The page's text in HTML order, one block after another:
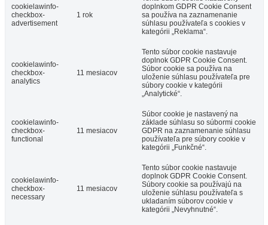
cookielawinfo-
checkbox-
advertisement
1 rok
doplnkom GDPR Cookie Consent
sa používa na zaznamenanie
súhlasu používateľa s cookies v
kategórii „Reklama“.
cookielawinfo-
checkbox-
analytics
11 mesiacov
Tento súbor cookie nastavuje
doplnok GDPR Cookie Consent.
Súbor cookie sa používa na
uloženie súhlasu používateľa pre
súbory cookie v kategórii
„Analytické“.
cookielawinfo-
checkbox-
functional
11 mesiacov
Súbor cookie je nastavený na
základe súhlasu so súbormi cookie
GDPR na zaznamenanie súhlasu
používateľa pre súbory cookie v
kategórii „Funkčné“.
cookielawinfo-
checkbox-
necessary
11 mesiacov
Tento súbor cookie nastavuje
doplnok GDPR Cookie Consent.
Súbory cookie sa používajú na
uloženie súhlasu používateľa s
ukladaním súborov cookie v
kategórii „Nevyhnutné“.